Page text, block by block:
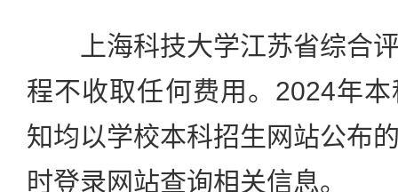
上海科技大学江苏省综合评
程不收取任何费用。2024年
知均以学校本科招生网站公布
时登录网站查询相关信息。